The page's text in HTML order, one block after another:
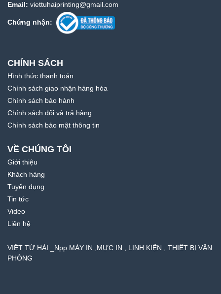
Email: viettuhaiprinting@gmail.com
Chứng nhận:
CHÍNH SÁCH
Hình thức thanh toán
Chính sách giao nhận hàng hóa
Chính sách bảo hành
Chính sách đổi và trả hàng
Chính sách bảo mật thông tin
VỀ CHÚNG TÔI
Giới thiệu
Khách hàng
Tuyển dụng
Tin tức
Video
Liên hệ
VIỆT TỨ HẢI _Npp MÁY IN ,MỰC IN , LINH KIỆN , THIẾT BỊ VĂN
PHÒNG